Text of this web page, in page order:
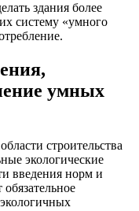
здания более
систему «умного
умных
строительства
экологические
введения норм и